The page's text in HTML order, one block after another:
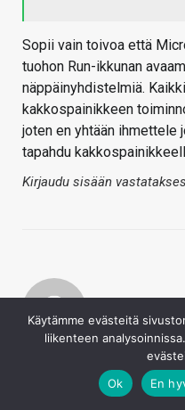
Sopii vain toivoa että
tuohon Run-ikkunan
näppäinyhdistelmiä.
kakkospainikkeen
joten en yhtään ihmettele
tapahdu
Kirjaudu sisään
Saas nähdä nyt joutuuko
Käytämme evästeitä
liikenteen
Ok
En